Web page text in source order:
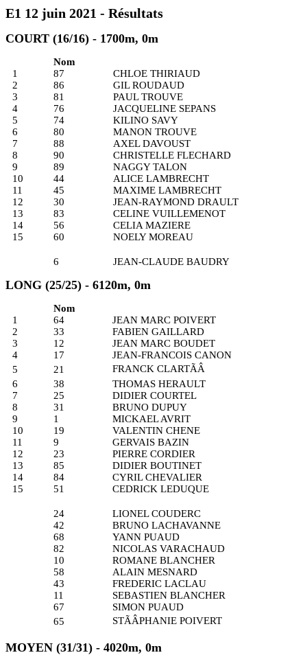
E1 12 juin 2021 - Résultats
COURT (16/16) - 1700m, 0m
Nom
1
87
CHLOE THIRIAUD
2
86
GIL ROUDAUD
3
81
PAUL TROUVE
4
76
JACQUELINE SEPANS
5
74
KILINO SAVY
6
80
MANON TROUVE
7
88
AXEL DAVOUST
8
90
CHRISTELLE FLECHARD
9
89
NAGGY TALON
10
44
ALICE LAMBRECHT
11
45
MAXIME LAMBRECHT
12
30
JEAN-RAYMOND DRAULT
13
83
CELINE VUILLEMENOT
14
56
CELIA MAZIERE
15
60 NOELY MOREAU
6 JEAN-CLAUDE BAUDRY
LONG (25/25) - 6120m, 0m
Nom
1
64
JEAN MARC POIVERT
2
33
FABIEN GAILLARD
3
12
JEAN MARC BOUDET
4
17
JEAN-FRANCOIS CANON
5
21
FRANCK CLARTÃÂ
6
38
THOMAS HERAULT
7
25
DIDIER COURTEL
8
31
BRUNO DUPUY
9
1
MICKAEL AVRIT
10
19
VALENTIN CHENE
11
9
GERVAIS BAZIN
12
23
PIERRE CORDIER
13
85
DIDIER BOUTINET
14
84
CYRIL CHEVALIER
15
51 CEDRICK LEDUQUE
24
LIONEL COUDERC
42
BRUNO LACHAVANNE
68
YANN PUAUD
82
NICOLAS VARACHAUD
10
ROMANE BLANCHER
58
ALAIN MESNARD
43
FREDERIC LACLAU
11
SEBASTIEN BLANCHER
67
SIMON PUAUD
65
STÃÂPHANIE POIVERT
MOYEN (31/31) - 4020m, 0m